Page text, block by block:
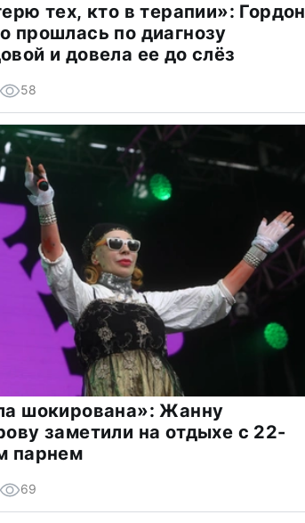
тех, кто в терапии»: Гордон
прошлась по диагнозу
и довела ее до слёз
58
шокирована»: Жанну
заметили на отдыхе с 22-
парнем
69